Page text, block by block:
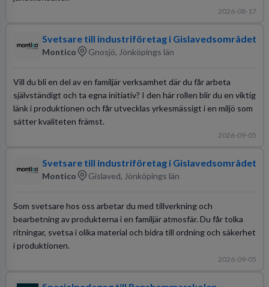
2026-08-17
Svetsare till industriföretag i Gislavedsområdet
Montico Gnosjö, Jönköpings län
Vill du bli en del av en familjär verksamhet där du får arbeta
självständigt och ta egna initiativ? I den här rollen blir du en viktig
länk i produktionen och får utvecklas yrkesmässigt i en miljö som
sätter kvaliteten främst.
2026-09-05
Svetsare till industriföretag i Gislavedsområdet
Montico Gislaved, Jönköpings län
Som svetsare hos oss arbetar du med tillverkning och
bearbetning av produkterna i en familjär atmosfär. Du får tolka
ritningar, svetsa i olika material och bidra till ordning och säkerhet
i produktionen.
2026-09-05